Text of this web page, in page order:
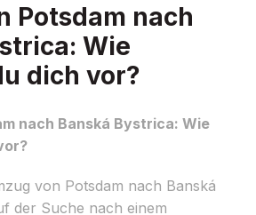
Potsdam nach
Wie
dich vor?
nach Banská Bystrica: Wie
von Potsdam nach Banská
der Suche nach einem